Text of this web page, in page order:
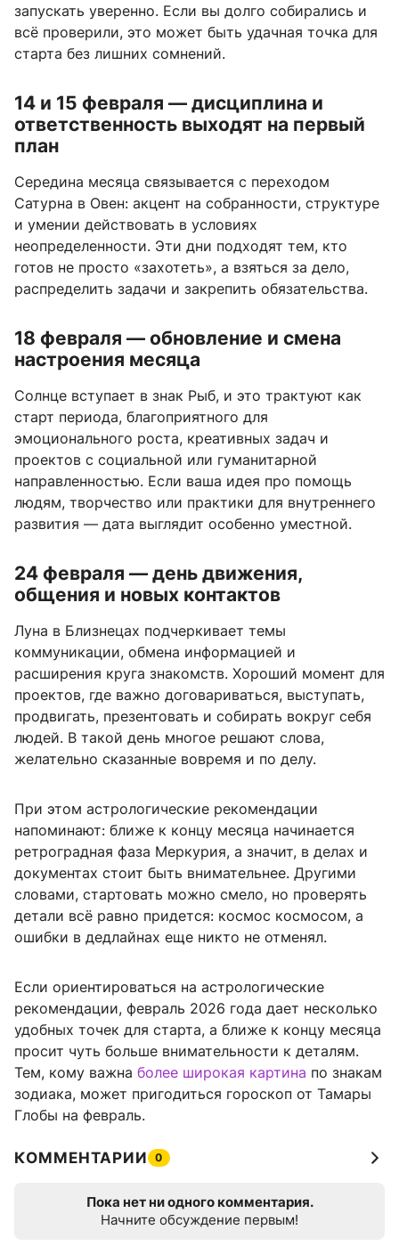
запускать уверенно. Если вы долго собирались и
всё проверили, это может быть удачная точка для
старта без лишних сомнений.
14 и 15 февраля — дисциплина и
ответственность выходят на первый
план
Середина месяца связывается с переходом
Сатурна в Овен: акцент на собранности, структуре
и умении действовать в условиях
неопределенности. Эти дни подходят тем, кто
готов не просто «захотеть», а взяться за дело,
распределить задачи и закрепить обязательства.
18 февраля — обновление и смена
настроения месяца
Солнце вступает в знак Рыб, и это трактуют как
старт периода, благоприятного для
эмоционального роста, креативных задач и
проектов с социальной или гуманитарной
направленностью. Если ваша идея про помощь
людям, творчество или практики для внутреннего
развития — дата выглядит особенно уместной.
24 февраля — день движения,
общения и новых контактов
Луна в Близнецах подчеркивает темы
коммуникации, обмена информацией и
расширения круга знакомств. Хороший момент для
проектов, где важно договариваться, выступать,
продвигать, презентовать и собирать вокруг себя
людей. В такой день многое решают слова,
желательно сказанные вовремя и по делу.
При этом астрологические рекомендации
напоминают: ближе к концу месяца начинается
ретроградная фаза Меркурия, а значит, в делах и
документах стоит быть внимательнее. Другими
словами, стартовать можно смело, но проверять
детали всё равно придется: космос космосом, а
ошибки в дедлайнах еще никто не отменял.
Если ориентироваться на астрологические
рекомендации, февраль 2026 года дает несколько
удобных точек для старта, а ближе к концу месяца
просит чуть больше внимательности к деталям.
Тем, кому важна более широкая картина по знакам
зодиака, может пригодиться гороскоп от Тамары
Глобы на февраль.
КОММЕНТАРИИ 0
Пока нет ни одного комментария.
Начните обсуждение первым!